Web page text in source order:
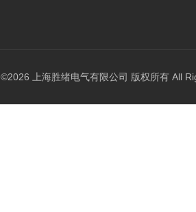
©2026 上海胜绪电气有限公司 版权所有 All